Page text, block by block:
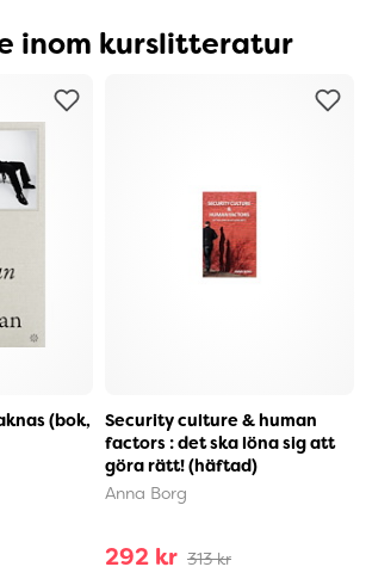
inom kurslitteratur
(bok,
Security culture & human
factors : det ska löna sig att
göra rätt! (häftad)
Anna Borg
292 kr 313 kr